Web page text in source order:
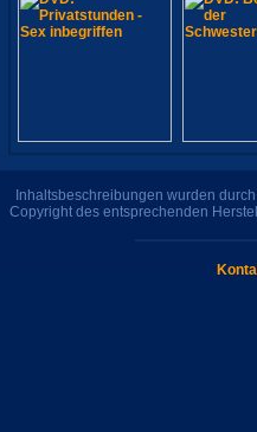
Inhaltsbeschreibungen wurden
Copyright des entsprechenden